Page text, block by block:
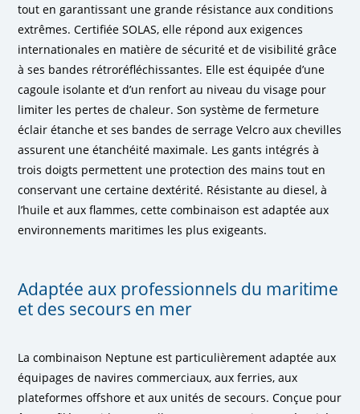
tout en garantissant une grande résistance aux conditions
extrêmes. Certifiée SOLAS, elle répond aux exigences
internationales en matière de sécurité et de visibilité grâce
à ses bandes rétroréfléchissantes. Elle est équipée d’une
cagoule isolante et d’un renfort au niveau du visage pour
limiter les pertes de chaleur. Son système de fermeture
éclair étanche et ses bandes de serrage Velcro aux chevilles
assurent une étanchéité maximale. Les gants intégrés à
trois doigts permettent une protection des mains tout en
conservant une certaine dextérité. Résistante au diesel, à
l’huile et aux flammes, cette combinaison est adaptée aux
environnements maritimes les plus exigeants.
Adaptée aux professionnels du maritime
et des secours en mer
La combinaison Neptune est particulièrement adaptée aux
équipages de navires commerciaux, aux ferries, aux
plateformes offshore et aux unités de secours. Conçue pour